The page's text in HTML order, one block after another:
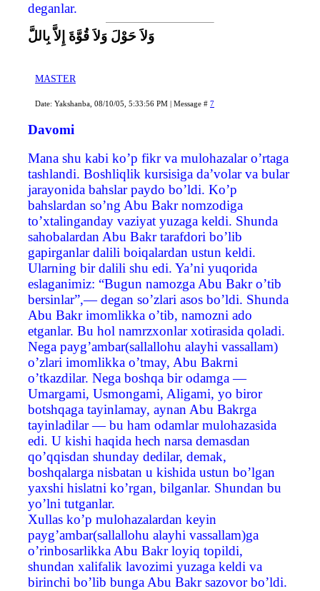
deganlar.
وَلاَ حَوْلَ وَلاَ قُوَّةَ إِلاَّ بِاللَّ
MASTER
Date: Yakshanba, 08/10/05, 5:33:56 PM | Message # 7
Davomi
Mana shu kabi ko’p fikr va mulohazalar o’rtaga
tashlandi. Boshliqlik kursisiga da’volar va bular
jarayonida bahslar paydo bo’ldi. Ko’p
bahslardan so’ng Abu Bakr nomzodiga
to’xtalinganday vaziyat yuzaga keldi. Shunda
sahobalardan Abu Bakr tarafdori bo’lib
gapirganlar dalili boiqalardan ustun keldi.
Ularning bir dalili shu edi. Ya’ni yuqorida
eslaganimiz: “Bugun namozga Abu Bakr o’tib
bersinlar”,— degan so’zlari asos bo’ldi. Shunda
Abu Bakr imomlikka o’tib, namozni ado
etganlar. Bu hol namrzxonlar xotirasida qoladi.
Nega payg’ambar(sallallohu alayhi vassallam)
o’zlari imomlikka o’tmay, Abu Bakrni
o’tkazdilar. Nega boshqa bir odamga —
Umargami, Usmongami, Aligami, yo biror
botshqaga tayinlamay, aynan Abu Bakrga
tayinladilar — bu ham odamlar mulohazasida
edi. U kishi haqida hech narsa demasdan
qo’qqisdan shunday dedilar, demak,
boshqalarga nisbatan u kishida ustun bo’lgan
yaxshi hislatni ko’rgan, bilganlar. Shundan bu
yo’lni tutganlar.
Хullas ko’p mulohazalardan keyin
payg’ambar(sallallohu alayhi vassallam)ga
o’rinbosarlikka Abu Bakr loyiq topildi,
shundan xalifalik lavozimi yuzaga keldi va
birinchi bo’lib bunga Abu Bakr sazovor bo’ldi.